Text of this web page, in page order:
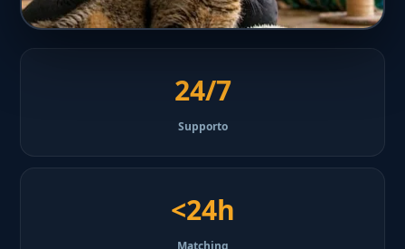
24/7
Supporto
<24h
Matching